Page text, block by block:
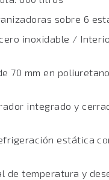
sobre 6
inoxidable /
70 mm en
integrado y
estática
de temperatura y